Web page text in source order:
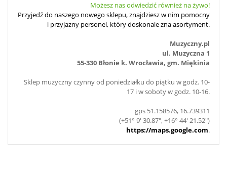
Możesz nas odwiedzić również na żywo!
Przyjedź do naszego nowego sklepu, znajdziesz w nim pomocny
i przyjazny personel, który doskonale zna asortyment.
Muzyczny.pl
ul. Muzyczna 1
55-330 Błonie k. Wrocławia, gm. Miękinia
Sklep muzyczny czynny od poniedziałku do piątku w godz. 10-
17 i w soboty w godz. 10-16.
gps 51.158576, 16.739311
(+51° 9' 30.87", +16° 44' 21.52")
https://maps.google.com.